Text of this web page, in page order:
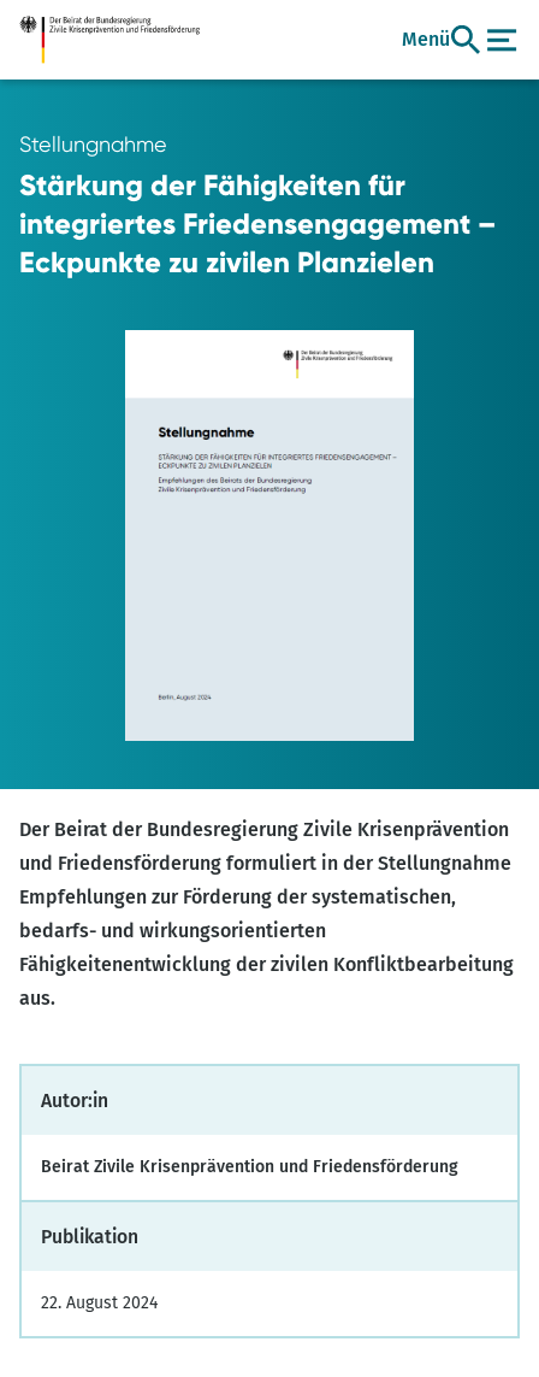
Zum
Hauptinhalt
Menü
Stellungnahme
Stärkung der Fähigkeiten für
integriertes Friedensengagement –
Eckpunkte zu zivilen Planzielen
Der Beirat der Bundesregierung Zivile Krisenprävention
und Friedensförderung formuliert in der Stellungnahme
Empfehlungen zur Förderung der systematischen,
bedarfs- und wirkungsorientierten
Fähigkeitenentwicklung der zivilen Konfliktbearbeitung
aus.
Autor:in
Beirat Zivile Krisenprävention und Friedensförderung
Publikation
22. August 2024